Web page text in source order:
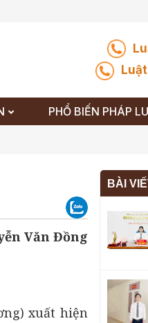
PHỔ BIẾN PHÁP
Văn Đồng
xuất hiện
BÀI